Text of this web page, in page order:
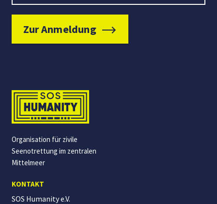
Zur Anmeldung
Organisation für zivile
Seenotrettung im zentralen
Mittelmeer
KONTAKT
SOS Humanity e.V.